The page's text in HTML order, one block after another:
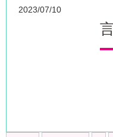
2023/07/10